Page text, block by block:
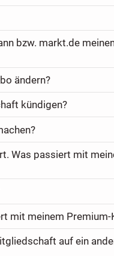
bzw. markt.de
ändern?
kündigen?
Was passiert mit
mit meinem Premium-
auf ein